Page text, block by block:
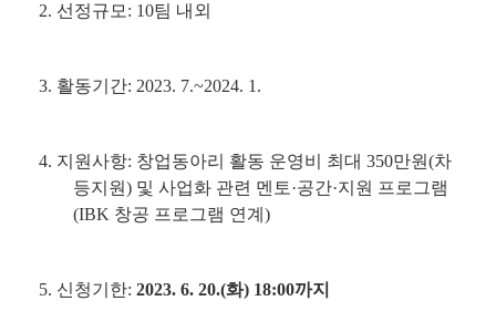
2. 선정규모: 10팀 내외
3. 활동기간: 2023. 7.~2024. 1.
4. 지원사항: 창업동아리 활동 운영비 최대 350만원(차
등지원) 및 사업화 관련 멘토·공간·지원 프로그램
(IBK 창공 프로그램 연계)
5. 신청기한: 2023. 6. 20.(화) 18:00까지